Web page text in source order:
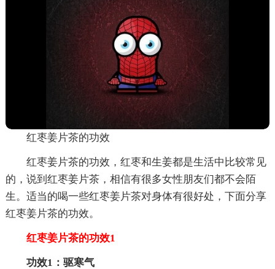
红枣姜片茶的功效
红枣姜片茶的功效，红枣和生姜都是生活中比较常见
的，说到红枣姜片茶，相信有很多女性朋友们都不会陌
生。适当的喝一些红枣姜片茶对身体有很好处，下面分享
红枣姜片茶的功效。
红枣姜片茶的功效1
功效1：驱寒气